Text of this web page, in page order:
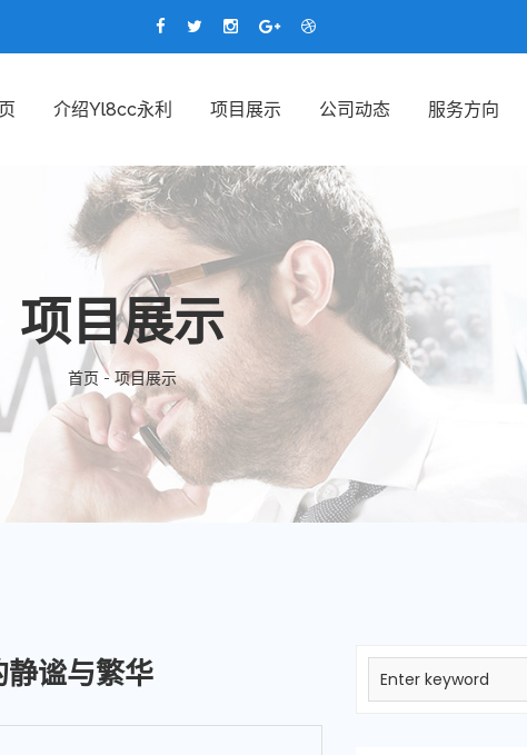
介绍yl8cc永利 项目展示 公司动态 服务方向
项目展示
首页 - 项目展示
谧与繁华